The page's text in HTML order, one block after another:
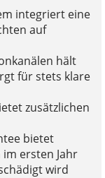
integriert eine
auf
hält
für stets klare
zusätzlichen
bietet
ersten Jahr
wird